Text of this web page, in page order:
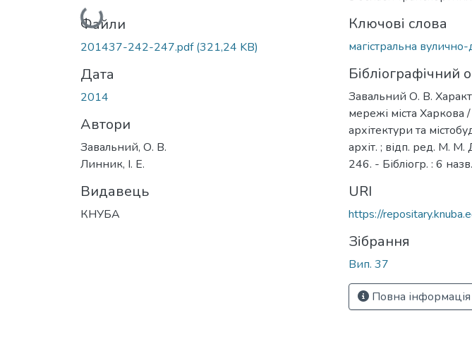
Вантажиться...
Файли
201437-242-247.pdf(321,24 KB)
Дата
2014
Автори
Завальний, О. В.
Линник, І. Е.
Видавець
КНУБА
Ключові слова
магістральна
Бібліографічний
Завальний О. В.
мережі міста Харкова
архітектури та
архіт. ; відп. ред. М.
246. - Бібліогр. : 6 назв.
URI
https://
Зібрання
Вип. 37
Повна